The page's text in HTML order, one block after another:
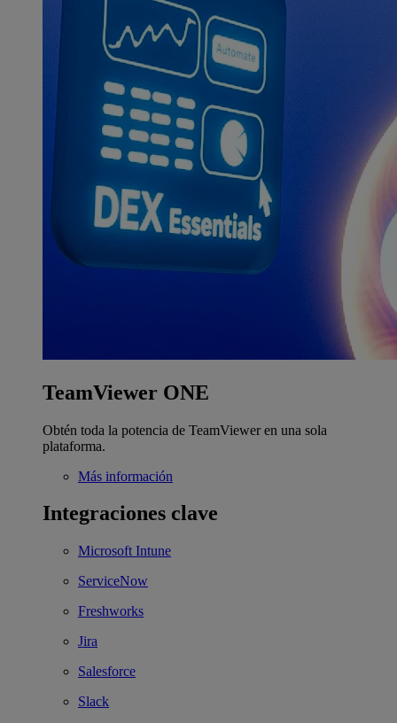
TeamViewer ONE
Obtén toda la potencia de TeamViewer en una sola
plataforma.
Más información
Integraciones clave
Microsoft Intune
ServiceNow
Freshworks
Jira
Salesforce
Slack